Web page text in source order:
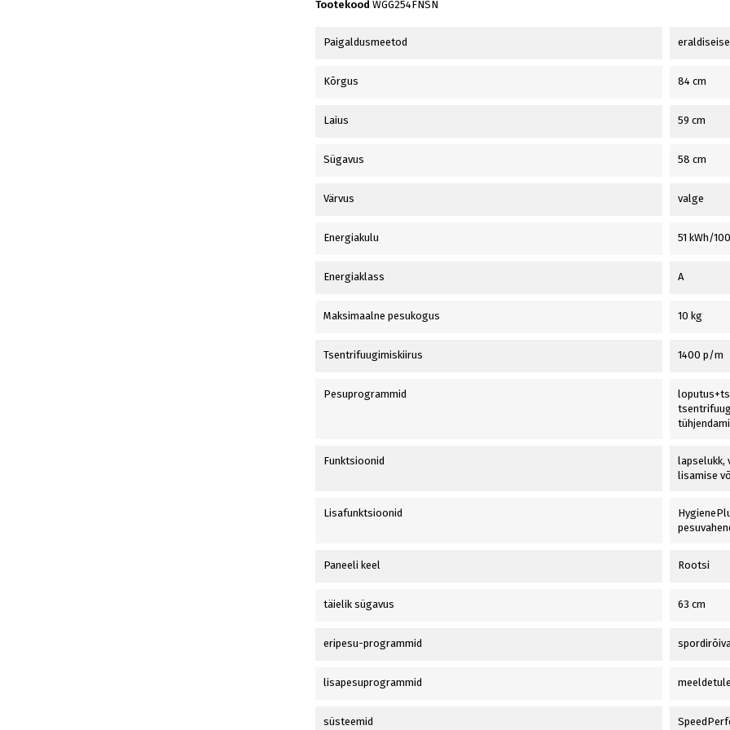
Tootekood WGG254FNSN
Paigaldusmeetod
Kõrgus 84 cm
Laius 59 cm
Sügavus 58 cm
Värvus valge
Energiakulu 51 kWh/
Energiaklass A
Maksimaalne pesukogus 10 kg
Tsentrifuugimiskiirus 1400 p/m
Pesuprogrammid
Funktsioonid
lapselukk,
lisamise
Lisafunktsioonid
Paneeli keel Rootsi
täielik sügavus 63 cm
eripesu-programmid
lisapesuprogrammid
süsteemid